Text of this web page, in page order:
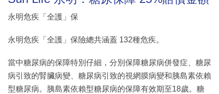
永明危疾「全護」保
永明危疾「全護」保險總共涵蓋 132種危疾。
當中糖尿病的保障特別仔細，分別保障糖尿病併發症、糖尿
病引致的腎臟病變、糖尿病引致的視網膜病變和胰島素依賴
型糖尿病。胰島素依賴型糖尿病的保障有效期至18歲。糖